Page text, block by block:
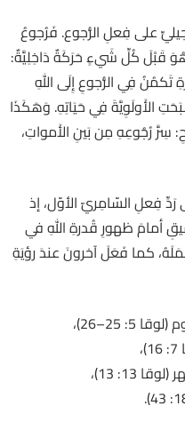
على فِعلِ الرُّجوع. فَرُجوعُ
قَبْلَ كُلِّ شَيءٍ حَرَكَةٌ دَاخِلِيَّةٌ:
تَكمُنُ فِي الرُّجوعِ إِلَى اللهِ
الأَولَوِيَّةَ فِي حَيَاتِهِ. وَهَكَذَا
رُجُوعِهِ مِن بَينِ الأَمواتِ،
رَدِّ فِعلِ السّامِريّ الأوّل، إذ
أمامَ ظهورِ قُدرةِ اللهِ في
كما فَعَلَ آخرونَ عندَ رؤيَةِ
25–26)،
13: 13)،